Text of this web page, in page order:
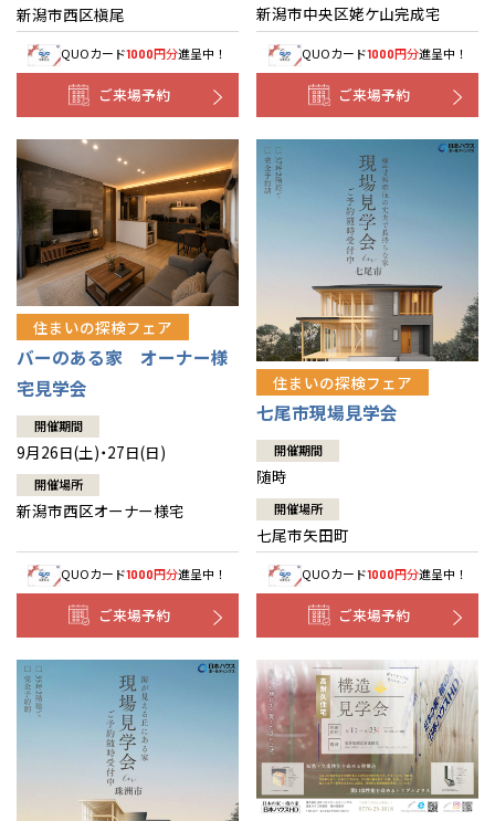
新潟市西区槇尾
QUOカード1000円分進呈中！
ご来場予約
新潟市中央区姥ケ山完成宅
QUOカード1000円分進呈中！
ご来場予約
住まいの探検フェア
バーのある家 オーナー様
宅見学会
開催期間
9月26日(土)・27日(日)
開催場所
新潟市西区オーナー様宅
QUOカード1000円分進呈中！
ご来場予約
住まいの探検フェア
七尾市現場見学会
開催期間
随時
開催場所
七尾市矢田町
QUOカード1000円分進呈中！
ご来場予約